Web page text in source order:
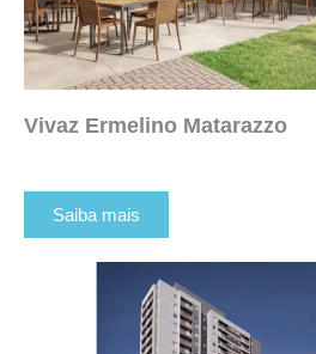
Vivaz Ermelino Matarazzo
Saiba mais